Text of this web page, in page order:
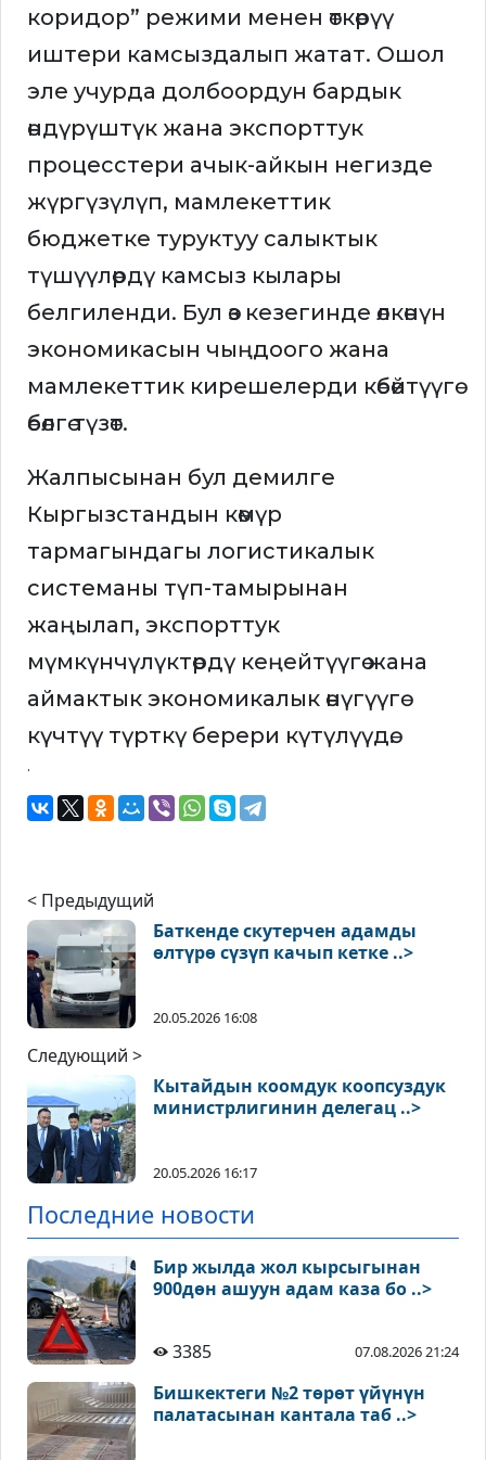
коридор” режими менен өткөрүү
иштери камсыздалып жатат. Ошол
эле учурда долбоордун бардык
өндүрүштүк жана экспорттук
процесстери ачык-айкын негизде
жүргүзүлүп, мамлекеттик
бюджетке туруктуу салыктык
түшүүлөрдү камсыз кылары
белгиленди. Бул өз кезегинде өлкөнүн
экономикасын чыңдоого жана
мамлекеттик кирешелерди көбөйтүүгө
өбөлгө түзөт.
Жалпысынан бул демилге
Кыргызстандын көмүр
тармагындагы логистикалык
системаны түп-тамырынан
жаңылап, экспорттук
мүмкүнчүлүктөрдү кеңейтүүгө жана
аймактык экономикалык өнүгүүгө
күчтүү түрткү берери күтүлүүдө.
.
< Предыдущий
Баткенде скутерчен адамды
өлтүрө сүзүп качып кетке ..>
20.05.2026 16:08
Следующий >
Кытайдын коомдук коопсуздук
министрлигинин делегац ..>
20.05.2026 16:17
Последние новости
Бир жылда жол кырсыгынан
900дөн ашуун адам каза бо ..>
3385 07.08.2026 21:24
Бишкектеги №2 төрөт үйүнүн
палатасынан кантала таб ..>